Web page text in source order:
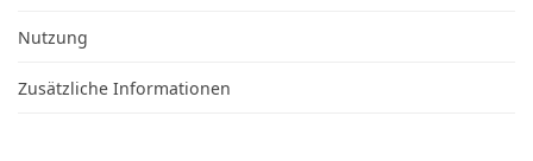
Nutzung
Zusätzliche Informationen